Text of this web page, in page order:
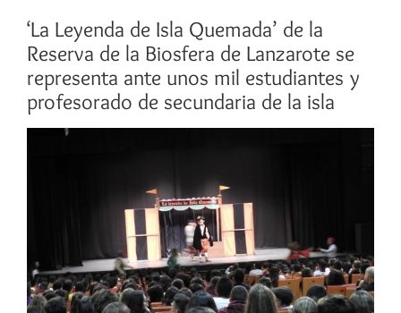
‘La Leyenda de Isla Quemada’ de la
Reserva de la Biosfera de Lanzarote se
representa ante unos mil estudiantes y
profesorado de secundaria de la isla